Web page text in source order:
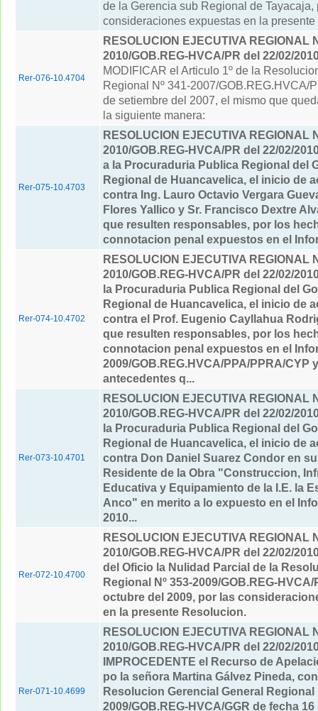
de la Gerencia sub Regional de Tayacaja,
consideraciones expuestas en la
Rer-076-10.4704
RESOLUCION EJECUTIVA REGIONAL
2010/GOB.REG-HVCA/PR del 22/02/
MODIFICAR el Articulo 1º de la
Regional Nº 341-2007/GOB.REG.HVCA/
de setiembre del 2007, el mismo que
la siguiente manera:
Rer-075-10.4703
RESOLUCION EJECUTIVA REGIONAL
2010/GOB.REG-HVCA/PR del 22/02/
a la Procuraduria Publica Regional del
Regional de Huancavelica, el inicio de
contra Ing. Lauro Octavio Vergara
Flores Yallico y Sr. Francisco Dextre
que resulten responsables, por los
connotacion penal expuestos en el
Rer-074-10.4702
RESOLUCION EJECUTIVA REGIONAL
2010/GOB.REG-HVCA/PR del 22/02/
la Procuraduria Publica Regional del
Regional de Huancavelica, el inicio de
contra el Prof. Eugenio Cayllahua
que resulten responsables, por los
connotacion penal expuestos en el
2009/GOB.REG.HVCA/PPA/PPRA/CYP
antecedentes q...
Rer-073-10.4701
RESOLUCION EJECUTIVA REGIONAL
2010/GOB.REG-HVCA/PR del 22/02/
la Procuraduria Publica Regional del
Regional de Huancavelica, el inicio de
contra Don Daniel Suarez Condor en
Residente de la Obra "Construccion,
Educativa y Equipamiento de la I.E. la
Anco" en merito a lo expuesto en el
2010...
Rer-072-10.4700
RESOLUCION EJECUTIVA REGIONAL
2010/GOB.REG-HVCA/PR del 22/02/
del Oficio la Nulidad Parcial de la
Regional Nº 353-2009/GOB.REG-HVCA/
octubre del 2009, por las
en la presente Resolucion.
Rer-071-10.4699
RESOLUCION EJECUTIVA REGIONAL
2010/GOB.REG-HVCA/PR del 22/02/
IMPROCEDENTE el Recurso de
po la señora Martina Gálvez Pineda,
Resolucion Gerencial General Regional
2009/GOB.REG-HVCA/GGR de fecha